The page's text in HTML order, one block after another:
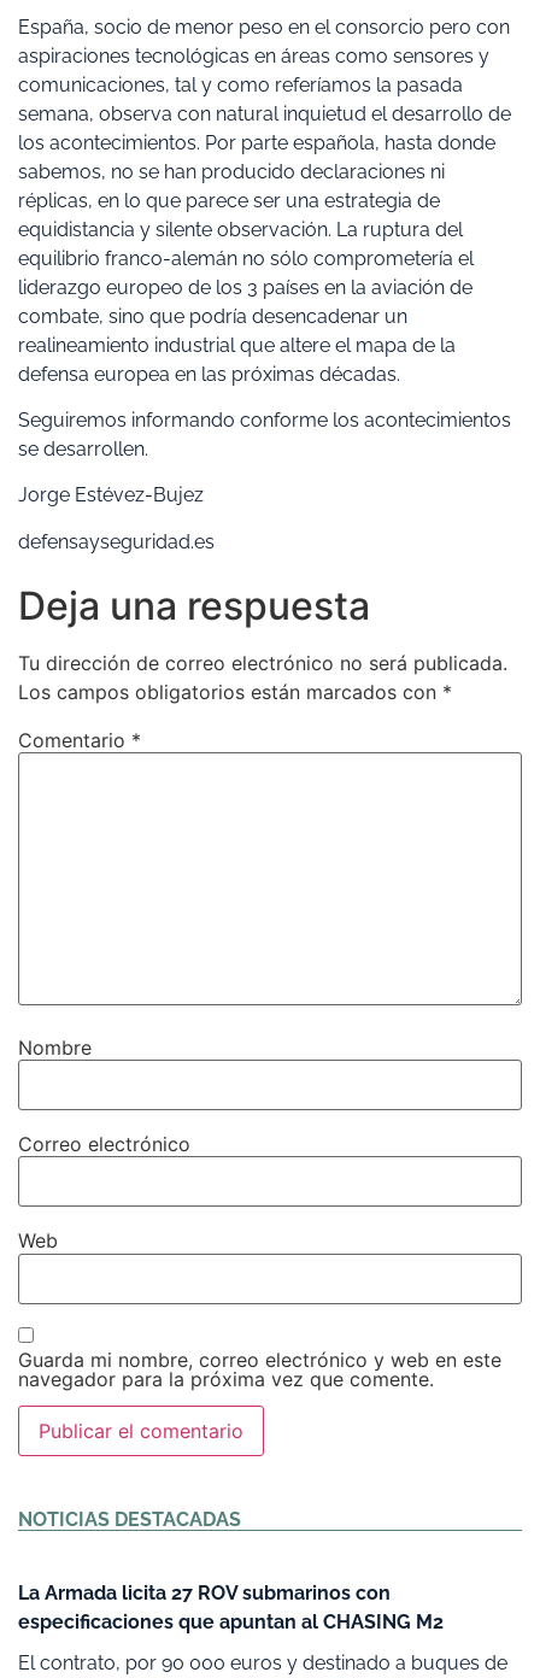
España, socio de menor peso en el consorcio pero con
aspiraciones tecnológicas en áreas como sensores y
comunicaciones, tal y como referíamos la pasada
semana, observa con natural inquietud el desarrollo de
los acontecimientos. Por parte española, hasta donde
sabemos, no se han producido declaraciones ni
réplicas, en lo que parece ser una estrategia de
equidistancia y silente observación. La ruptura del
equilibrio franco-alemán no sólo comprometería el
liderazgo europeo de los 3 países en la aviación de
combate, sino que podría desencadenar un
realineamiento industrial que altere el mapa de la
defensa europea en las próximas décadas.
Seguiremos informando conforme los acontecimientos
se desarrollen.
Jorge Estévez-Bujez
defensayseguridad.es
Deja una respuesta
Tu dirección de correo electrónico no será publicada.
Los campos obligatorios están marcados con *
Comentario *
Nombre
Correo electrónico
Web
Guarda mi nombre, correo electrónico y web en este
navegador para la próxima vez que comente.
NOTICIAS DESTACADAS
La Armada licita 27 ROV submarinos con
especificaciones que apuntan al CHASING M2
El contrato, por 90 000 euros y destinado a buques de